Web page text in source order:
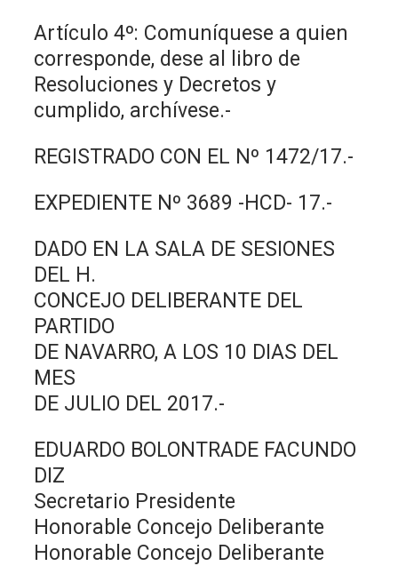
Artículo 4º: Comuníquese a quien
corresponde, dese al libro de
Resoluciones y Decretos y
cumplido, archívese.-
REGISTRADO CON EL Nº 1472/17.-
EXPEDIENTE Nº 3689 -HCD- 17.-
DADO EN LA SALA DE SESIONES
DEL H.
CONCEJO DELIBERANTE DEL
PARTIDO
DE NAVARRO, A LOS 10 DIAS DEL
MES
DE JULIO DEL 2017.-
EDUARDO BOLONTRADE FACUNDO
DIZ
Secretario Presidente
Honorable Concejo Deliberante
Honorable Concejo Deliberante